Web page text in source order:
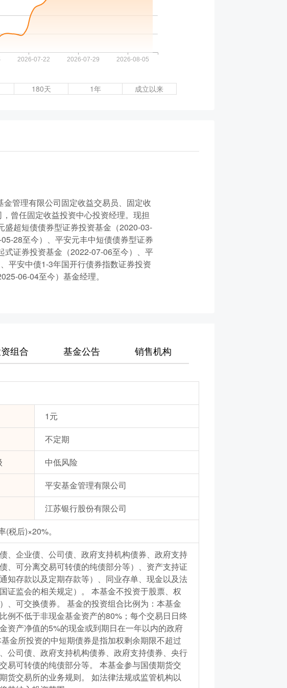
180天 1年 成立以来
管理有限公司固定收益交易员、固定收
曾任固定收益投资中心投资经理。现担
超短债债券型证券投资基金（2020-03-
28至今）、平安元丰中短债债券型证券
证券投资基金（2022-07-06至今）、平
平安中债1-3年国开行债券指数证券投资
06-04至今）基金经理。
组合 基金公告 销售机构
1元
不定期
中低风险
平安基金管理有限公司
江苏银行股份有限公司
税后)×20%。
、企业债、公司债、政府支持机构债券、政府支持
、可分离交易可转债的纯债部分等）、资产支持证
知存款以及定期存款等）、同业存单、现金以及法
证监会的相关规定）。 本基金不投资于股票、权
、可交换债券。 基金的投资组合比例为：本基金
例不低于非现金基金资产的80%；每个交易日日终
资产净值的5%的现金或到期日在一年以内的政府
金所投资的中短期债券是指加权剩余期限不超过
公司债、政府支持机构债券、政府支持债券、央行
易可转债的纯债部分等。 本基金参与国债期货交
货交易所的业务规则。 如法律法规或监管机构以